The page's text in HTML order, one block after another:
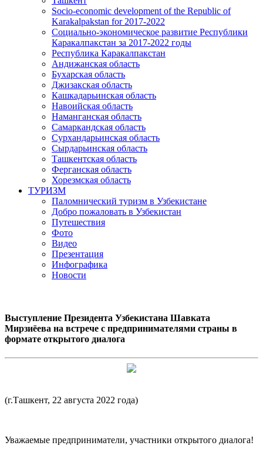
Socio-economic development of the Republic of
Karakalpakstan for 2017-2022
Социально-экономическое развитие Республики
Каракалпакстан за 2017-2022 годы
Республика Каракалпакстан
Андижанская область
Бухарская область
Джизакская область
Кашкадарьинская область
Навоийская область
Наманганская область
Самаркандская область
Сурхандарьинская область
Сырдарьинская область
Ташкентская область
Ферганская область
Хорезмская область
ТУРИЗМ
Паломнический туризм в Узбекистане
Добро пожаловать в Узбекистан
Путешествия
Фото
Видео
Презентация
Инфографика
Новости
Выступление Президента Узбекистана Шавката
Мирзиёева на встрече с предпринимателями страны в
формате открытого диалога
(г.Ташкент, 22 августа 2022 года)
Уважаемые предприниматели, участники открытого диалога!